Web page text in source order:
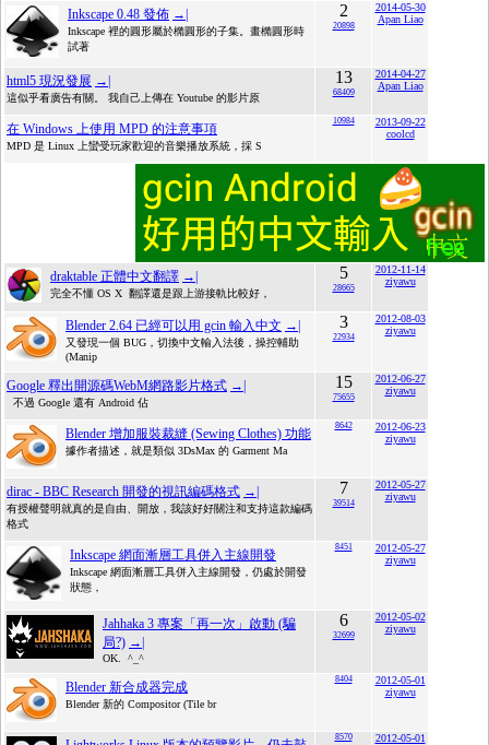
Inkscape 0.48 發佈 →|
Inkscape 裡的圓形屬於橢圓形的子集。畫橢圓形時
試著
2
20898
2014-05-30
Apan Liao
html5 現況發展 →|
這似乎看廣告有關。 我自己上傳在 Youtube 的影片原
13
68409
2014-04-27
Apan Liao
在 Windows 上使用 MPD 的注意事項
MPD 是 Linux 上蠻受玩家歡迎的音樂播放系統，採 S
10984
2013-09-22
coolcd
draktable 正體中文翻譯 →|
完全不懂 OS X 翻譯還是跟上游接軌比較好，
5
28665
2012-11-14
ziyawu
Blender 2.64 已經可以用 gcin 輸入中文 →|
又發現一個 BUG，切換中文輸入法後，操控輔助
(Manip
3
22934
2012-08-03
ziyawu
Google 釋出開源碼WebM網路影片格式 →|
不過 Google 還有 Android 佔
15
75655
2012-06-27
ziyawu
Blender 增加服裝裁縫 (Sewing Clothes) 功能
據作者描述，就是類似 3DsMax 的 Garment Ma
8642
2012-06-23
ziyawu
dirac - BBC Research 開發的視訊編碼格式 →|
有授權聲明就真的是自由、開放，我該好好關注和支持這款編碼
格式
7
39514
2012-05-27
ziyawu
Inkscape 網面漸層工具併入主線開發
Inkscape 網面漸層工具併入主線開發，仍處於開發
狀態，
8451
2012-05-27
ziyawu
Jahhaka 3 專案「再一次」啟動 (騙
局?) →|
OK. ^_^
6
32699
2012-05-02
ziyawu
Blender 新合成器完成
Blender 新的 Compositor (Tile br
8404
2012-05-01
ziyawu
8570
2012-05-01